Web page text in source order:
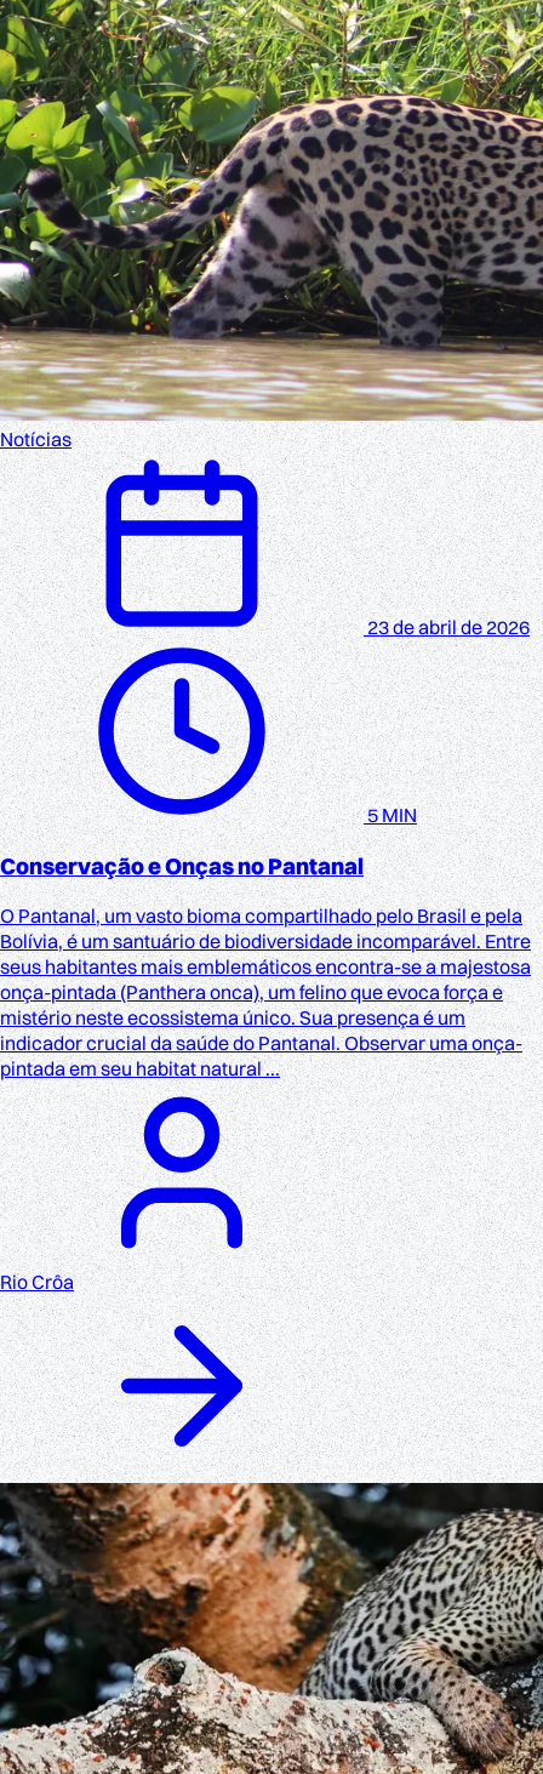
Notícias
23 de abril de 2026
5 MIN
Conservação e Onças no Pantanal
O Pantanal, um vasto bioma compartilhado pelo Brasil e pela
Bolívia, é um santuário de biodiversidade incomparável. Entre
seus habitantes mais emblemáticos encontra-se a majestosa
onça-pintada (Panthera onca), um felino que evoca força e
mistério neste ecossistema único. Sua presença é um
indicador crucial da saúde do Pantanal. Observar uma onça-
pintada em seu habitat natural ...
Rio Crôa